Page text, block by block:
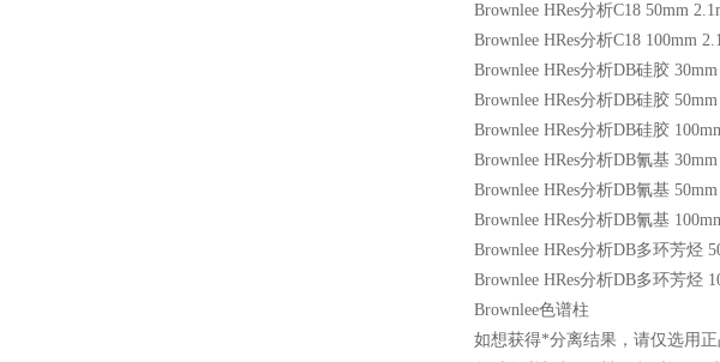
Brownlee HRes分析C18 50mm
Brownlee HRes分析C18 100mm
Brownlee HRes分析DB硅胶
Brownlee HRes分析DB硅胶
Brownlee HRes分析DB硅胶
Brownlee HRes分析DB氰基
Brownlee HRes分析DB氰基
Brownlee HRes分析DB氰基
Brownlee HRes分析DB多环芳烃
Brownlee HRes分析DB多环芳烃
Brownlee色谱柱
如想获得*分离结果，请仅选用